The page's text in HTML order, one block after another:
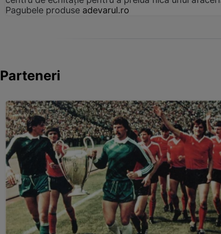
Pagubele produse adevarul.ro
Parteneri